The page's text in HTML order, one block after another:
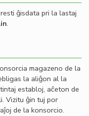
ĝisdata pri la lastaj
.
magazeno de la
la aliĝon al la
establoj, aĉeton de
Vizitu ĝin tuj por
de la konsorcio.